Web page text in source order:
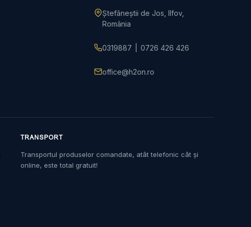
Ștefăneștii de Jos, Ilfov,
România
0319887 0726 426 426
office@h2on.ro
TRANSPORT
Transportul produselor comandate, atât telefonic cât și
online, este total gratuit!